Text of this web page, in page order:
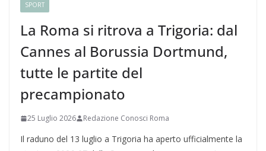
SPORT
La Roma si ritrova a Trigoria: dal
Cannes al Borussia Dortmund,
tutte le partite del
precampionato
25 Luglio 2026 Redazione Conosci Roma
Il raduno del 13 luglio a Trigoria ha aperto ufficialmente la